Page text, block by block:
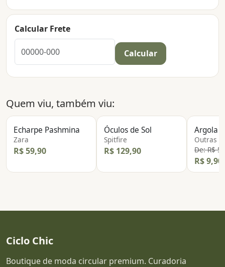
Calcular Frete
Calcular
Quem viu, também viu:
Echarpe Pashmina
Zara
R$ 59,90
Óculos de Sol
Spitfire
R$ 129,90
Argola
Outras
De: R$
R$ 9,90
Ciclo Chic
Boutique de moda circular premium. Curadoria